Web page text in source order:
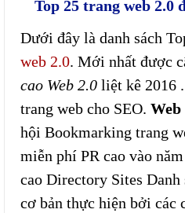
Top 25 trang web 2.0
Dưới đây là danh sách
web 2.0. Mới nhất được
cao Web 2.0 liệt kê 2016
trang web cho SEO. Web
hội Bookmarking trang
miễn phí PR cao vào
cao Directory Sites Danh
cơ bản thực hiện bởi các